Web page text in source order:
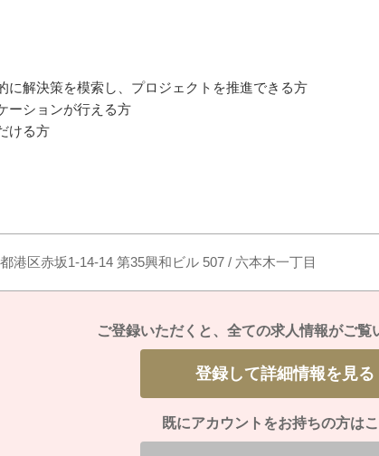
に解決策を模索し、プロジェクトを推進できる方
ーションが行える方
ける方
港区赤坂1-14-14 第35興和ビル 507 / 六本木一丁目
ご登録いただくと、 全ての求人情報がご覧
登録して詳細情報を見る
既にアカウントをお持ちの方は